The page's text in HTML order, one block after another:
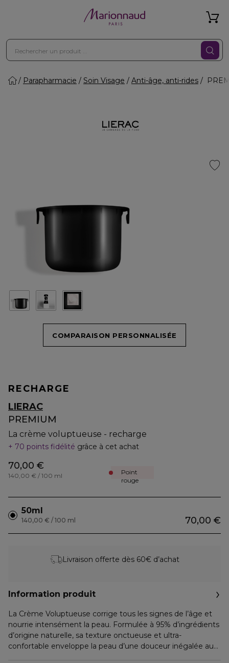
Parapharmacie Soin Visage Anti-âge, anti-rides
COMPARAISON PERSONNALISÉE
RECHARGE
LIERAC
PREMIUM
La crème voluptueuse - recharge
70 points fidélité grâce à cet achat
70,00 €
140,00 € / 100 ml
Point
rouge
50ml
70,00 €
140,00 € / 100 ml
Livraison offerte dès 60€ d’achat
Information produit
La Crème Voluptueuse corrige tous les signes de l’âge et
nourrie intensément la peau. Formulée à 95% d’ingrédients
d’origine naturelle, sa texture onctueuse et ultra-
confortable enveloppe la peau d’une douceur inégalée au